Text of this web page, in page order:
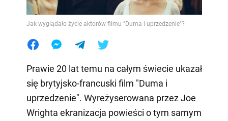
Jak wyglądało życie aktorów filmu "Duma i uprzedzenie"?
Prawie 20 lat temu na całym świecie ukazał
się brytyjsko-francuski film "Duma i
uprzedzenie". Wyreżyserowana przez Joe
Wrighta ekranizacja powieści o tym samym